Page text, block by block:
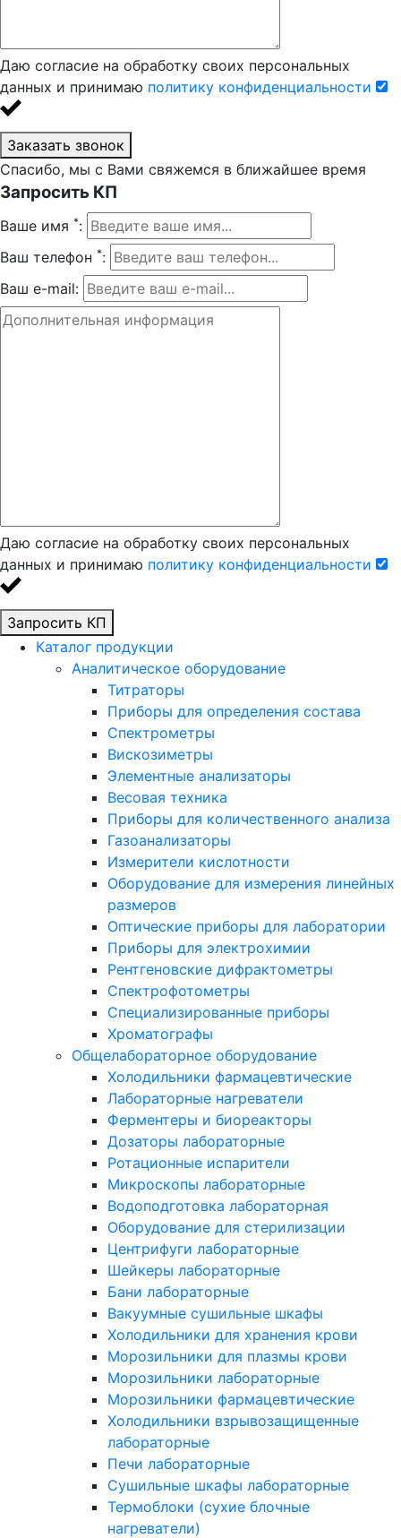
Даю согласие на обработку своих персональных
данных и принимаю политику конфиденциальности
Заказать звонок
Спасибо, мы с Вами свяжемся в ближайшее время
Запросить КП
Ваше имя *:
Ваш телефон *:
Ваш e-mail:
Даю согласие на обработку своих персональных
данных и принимаю политику конфиденциальности
Запросить КП
Каталог продукции
Аналитическое оборудование
Титраторы
Приборы для определения состава
Спектрометры
Вискозиметры
Элементные анализаторы
Весовая техника
Приборы для количественного анализа
Газоанализаторы
Измерители кислотности
Оборудование для измерения линейных
размеров
Оптические приборы для лаборатории
Приборы для электрохимии
Рентгеновские дифрактометры
Спектрофотометры
Специализированные приборы
Хроматографы
Общелабораторное оборудование
Холодильники фармацевтические
Лабораторные нагреватели
Ферментеры и биореакторы
Дозаторы лабораторные
Ротационные испарители
Микроскопы лабораторные
Водоподготовка лабораторная
Оборудование для стерилизации
Центрифуги лабораторные
Шейкеры лабораторные
Бани лабораторные
Вакуумные сушильные шкафы
Холодильники для хранения крови
Морозильники для плазмы крови
Морозильники лабораторные
Морозильники фармацевтические
Холодильники взрывозащищенные
лабораторные
Печи лабораторные
Сушильные шкафы лабораторные
Термоблоки (сухие блочные
нагреватели)